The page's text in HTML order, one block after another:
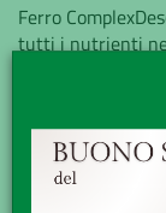
Ferro
tutti i nutrienti
vitamina C il
Minsan:
Marchio: